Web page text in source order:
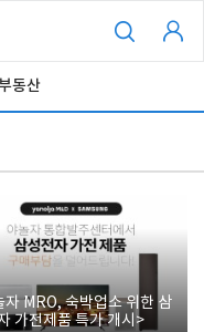
동산
자 MRO, 숙박업소 위한 삼
가전제품 특가 개시>